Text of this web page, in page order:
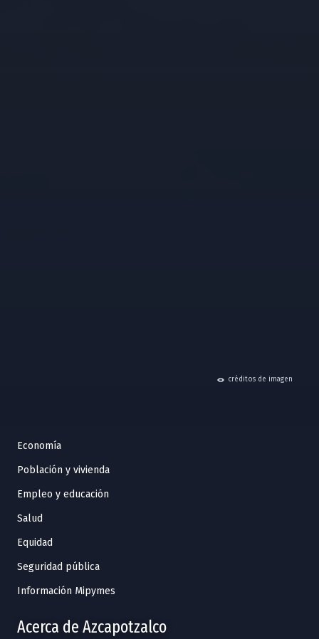
hide
créditos de imagen
Economía
Población y vivienda
Empleo y educación
Salud
Equidad
Seguridad pública
Información Mipymes
Acerca de Azcapotzalco